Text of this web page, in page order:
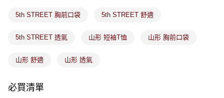
２．關於個人資料處理事宜，請瀏覽以下網址：
「AFTEE先享後付」，若未經同意申辦者引起之損失，本公司不負相關責
４．使用「AFTEE先享後付」時，將依據個別帳號之用戶狀況，依本公司即
５．嚴禁一人註冊多個帳號或使用他人資訊註冊。若發現惡意使用之情形，
宅配
免運費
5th STREET 胸前口袋 5th STREET 舒適
5th STREET 透氣 山形 短袖T恤 山形 胸前口袋
山形 舒適 山形 透氣
必買清單